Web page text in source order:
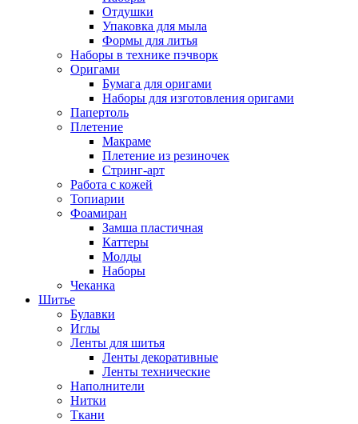
Отдушки
Упаковка для мыла
Формы для литья
Наборы в технике пэчворк
Оригами
Бумага для оригами
Наборы для изготовления оригами
Папертоль
Плетение
Макраме
Плетение из резиночек
Стринг-арт
Работа с кожей
Топиарии
Фоамиран
Замша пластичная
Каттеры
Молды
Наборы
Чеканка
Шитье
Булавки
Иглы
Ленты для шитья
Ленты декоративные
Ленты технические
Наполнители
Нитки
Ткани